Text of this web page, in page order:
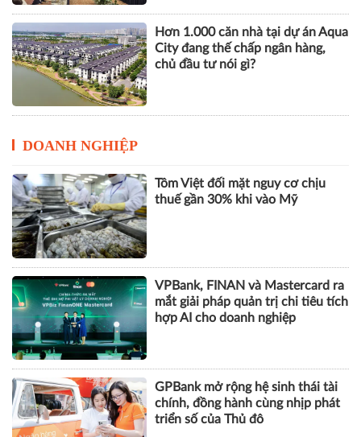
Hơn 1.000 căn nhà tại dự án Aqua
City đang thế chấp ngân hàng,
chủ đầu tư nói gì?
DOANH NGHIỆP
Tôm Việt đối mặt nguy cơ chịu
thuế gần 30% khi vào Mỹ
VPBank, FINAN và Mastercard ra
mắt giải pháp quản trị chi tiêu tích
hợp AI cho doanh nghiệp
GPBank mở rộng hệ sinh thái tài
chính, đồng hành cùng nhịp phát
triển số của Thủ đô